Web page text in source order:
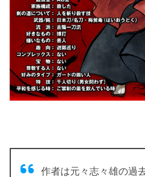
作者は元々志々雄の過